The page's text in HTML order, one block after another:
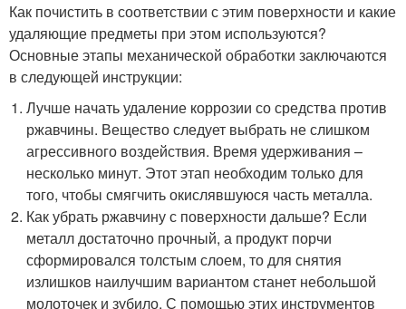
Как почистить в соответствии с этим поверхности и какие
удаляющие предметы при этом используются?
Основные этапы механической обработки заключаются
в следующей инструкции:
Лучше начать удаление коррозии со средства против
ржавчины. Вещество следует выбрать не слишком
агрессивного воздействия. Время удерживания –
несколько минут. Этот этап необходим только для
того, чтобы смягчить окислявшуюся часть металла.
Как убрать ржавчину с поверхности дальше? Если
металл достаточно прочный, а продукт порчи
сформировался толстым слоем, то для снятия
излишков наилучшим вариантом станет небольшой
молоточек и зубило. С помощью этих инструментов